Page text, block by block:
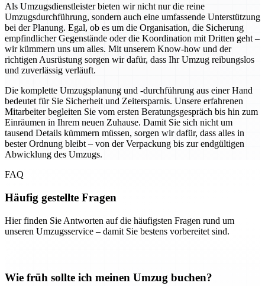
Als Umzugsdienstleister bieten wir nicht nur die reine
Umzugsdurchführung, sondern auch eine umfassende Unterstützung
bei der Planung. Egal, ob es um die Organisation, die Sicherung
empfindlicher Gegenstände oder die Koordination mit Dritten geht –
wir kümmern uns um alles. Mit unserem Know-how und der
richtigen Ausrüstung sorgen wir dafür, dass Ihr Umzug reibungslos
und zuverlässig verläuft.
Die komplette Umzugsplanung und -durchführung aus einer Hand
bedeutet für Sie Sicherheit und Zeitersparnis. Unsere erfahrenen
Mitarbeiter begleiten Sie vom ersten Beratungsgespräch bis hin zum
Einräumen in Ihrem neuen Zuhause. Damit Sie sich nicht um
tausend Details kümmern müssen, sorgen wir dafür, dass alles in
bester Ordnung bleibt – von der Verpackung bis zur endgültigen
Abwicklung des Umzugs.
FAQ
Häufig gestellte Fragen
Hier finden Sie Antworten auf die häufigsten Fragen rund um
unseren Umzugsservice – damit Sie bestens vorbereitet sind.
Wie früh sollte ich meinen Umzug buchen?